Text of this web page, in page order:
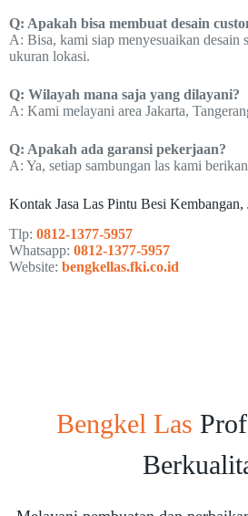
Q: Apakah bisa membuat desain
A: Bisa, kami siap menyesuaikan desain
ukuran lokasi.
Q: Wilayah mana saja yang dilayani?
A: Kami melayani area Jakarta,
Q: Apakah ada garansi pekerjaan?
A: Ya, setiap sambungan las kami
Kontak Jasa Las Pintu Besi Kembangan,
Tlp: 0812-1377-5957
Whatsapp: 0812-1377-5957
Website: bengkellas.fki.co.id
Bengkel Las